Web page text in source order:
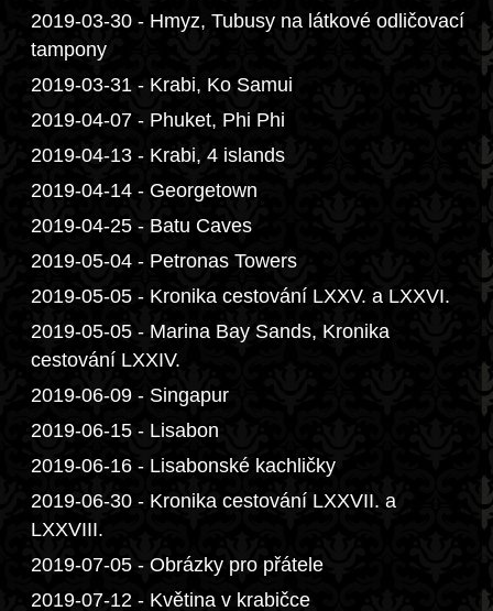
2019-03-30 - Hmyz, Tubusy na látkové odličovací
tampony
2019-03-31 - Krabi, Ko Samui
2019-04-07 - Phuket, Phi Phi
2019-04-13 - Krabi, 4 islands
2019-04-14 - Georgetown
2019-04-25 - Batu Caves
2019-05-04 - Petronas Towers
2019-05-05 - Kronika cestování LXXV. a LXXVI.
2019-05-05 - Marina Bay Sands, Kronika
cestování LXXIV.
2019-06-09 - Singapur
2019-06-15 - Lisabon
2019-06-16 - Lisabonské kachličky
2019-06-30 - Kronika cestování LXXVII. a
LXXVIII.
2019-07-05 - Obrázky pro přátele
2019-07-12 - Květina v krabičce